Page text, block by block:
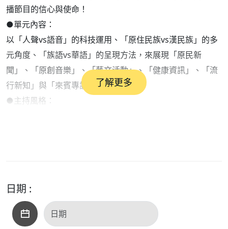
播節目的信心與使命！
●單元內容：
以「人聲vs語音」的科技運用、「原住民族vs漢民族」的多
元角度、「族語vs華語」的呈現方法，來展現「原民新
聞」、「原創音樂」、「藝文活動」、「健康資訊」、「流
行新知」與「來賓專訪」等節目內容。
●主持風格：
(1)入圍紀錄：
2006年入圍「綜合節目獎」及「綜合節目主持人獎」
2007年入圍「綜合節目獎」
了解更多
日期 :